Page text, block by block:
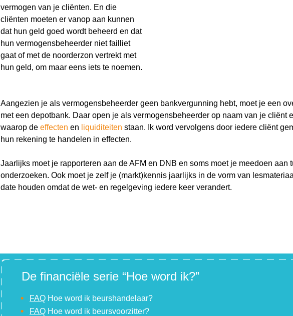
vermogen van je cliënten. En die
cliënten moeten er vanop aan kunnen
dat hun geld goed wordt beheerd en dat
hun vermogensbeheerder niet failliet
gaat of met de noorderzon vertrekt met
hun geld, om maar eens iets te noemen.
Aangezien je als vermogensbeheerder geen bankvergunning hebt, moet je een
met een depotbank. Daar open je als vermogensbeheerder op naam van je cliënt
waarop de effecten en liquiditeiten staan. Ik word vervolgens door iedere cliënt
hun rekening te handelen in effecten.
Jaarlijks moet je rapporteren aan de AFM en DNB en soms moet je meedoen aan
onderzoeken. Ook moet je zelf je (markt)kennis jaarlijks in de vorm van
date houden omdat de wet- en regelgeving iedere keer verandert.
De financiële serie “Hoe word ik?”
FAQ Hoe word ik beurshandelaar?
FAQ Hoe word ik beursvoorzitter?
Wat wil je opzoeken?
Wil je graag de betekenis van een beleggingsterm weten of is er
die je graag beantwoord wilt hebben? We helpen je graag
Zoek
naar:
Zoekknop